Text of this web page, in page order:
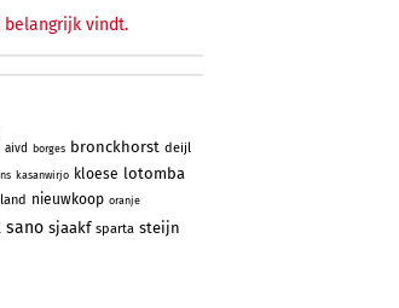
vindt.
aivd borges bronckhorst deijl
kasanwirjo kloese lotomba
nieuwkoop oranje
sano sjaakf sparta steijn